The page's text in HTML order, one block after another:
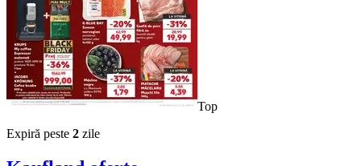
Top
Expiră peste 2 zile